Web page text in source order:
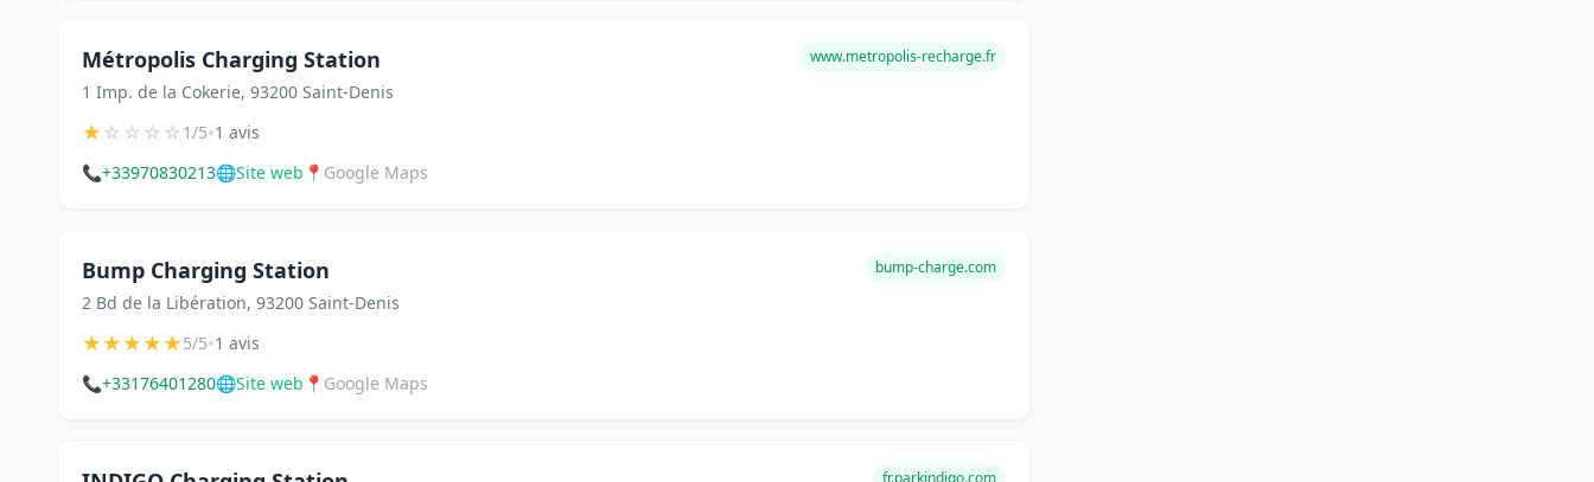
Métropolis Charging Station
1 Imp. de la Cokerie, 93200 Saint-Denis
www.metropolis-recharge.fr
★☆☆☆☆1/5•1 avis
📞+33970830213🌐Site web 📍 Google Maps
Bump Charging Station
2 Bd de la Libération, 93200 Saint-Denis
bump-charge.com
★★★★★5/5•1 avis
📞+33176401280🌐Site web 📍 Google Maps
fr.parkindigo.com